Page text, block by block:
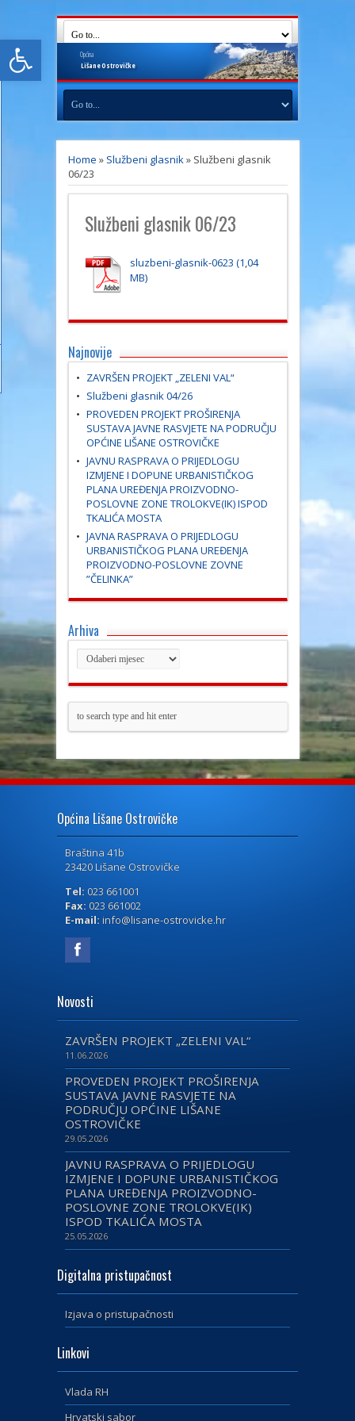
Open toolbar
LišaneOstrovičke
Općina
Home » Službeni glasnik» Službeni glasnik
06/23
Službeni glasnik 06/23
sluzbeni-glasnik-0623
Najnovije
ZAVRŠEN PROJEKT „ZELENI VAL“
Službeni glasnik 04/26
PROVEDEN PROJEKT PROŠIRENJA
SUSTAVA JAVNE RASVJETE NA PODRUČJU
OPĆINE LIŠANE OSTROVIČKE
JAVNU RASPRAVA O PRIJEDLOGU
IZMJENE I DOPUNE URBANISTIČKOG
PLANA UREĐENJA PROIZVODNO-
POSLOVNE ZONE TROLOKVE(IK) ISPOD
TKALIĆA MOSTA
JAVNA RASPRAVA O PRIJEDLOGU
URBANISTIČKOG PLANA UREĐENJA
PROIZVODNO-POSLOVNE ZOVNE
”ČELINKA”
Arhiva
Općina Lišane Ostrovičke
Braština 41b
23420 Lišane Ostrovičke
Tel: 023 661001
Fax: 023 661002
E-mail: info@lisane-ostrovicke.hr
Novosti
ZAVRŠEN PROJEKT „ZELENI VAL“
11.06.2026
PROVEDEN PROJEKT PROŠIRENJA
SUSTAVA JAVNE RASVJETE NA
PODRUČJU OPĆINE LIŠANE
OSTROVIČKE
29.05.2026
JAVNU RASPRAVA O PRIJEDLOGU
IZMJENE I DOPUNE URBANISTIČKOG
PLANA UREĐENJA PROIZVODNO-
POSLOVNE ZONE TROLOKVE(IK)
ISPOD TKALIĆA MOSTA
25.05.2026
Digitalna pristupačnost
Izjava o pristupačnosti
Linkovi
Vlada RH
Hrvatski sabor